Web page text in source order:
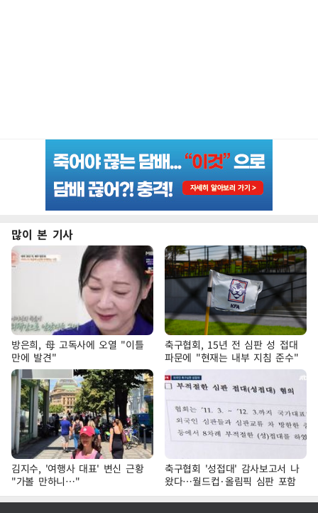
많이 본 기사
방은희, 母 고독사에 오열 "이틀
만에 발견"
축구협회, 15년 전 심판 성 접대
파문에 "현재는 내부 지침 준수"
김지수, '여행사 대표' 변신 근황
"가볼 만하니…"
축구협회 '성접대' 감사보고서 나
왔다…월드컵·올림픽 심판 포함